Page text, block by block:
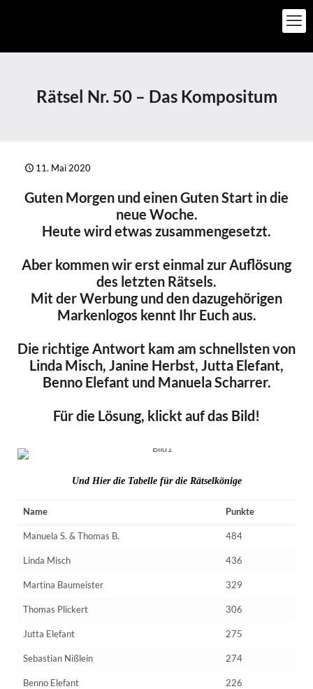
Rätsel Nr. 50 – Das Kompositum
11. Mai 2020
Guten Morgen und einen Guten Start in die
neue Woche.
Heute wird etwas zusammengesetzt.
Aber kommen wir erst einmal zur Auflösung
des letzten Rätsels.
Mit der Werbung und den dazugehörigen
Markenlogos kennt Ihr Euch aus.
Die richtige Antwort kam am schnellsten von
Linda Misch, Janine Herbst, Jutta Elefant,
Benno Elefant und Manuela Scharrer.
Für die Lösung, klickt auf das Bild!
Und Hier die Tabelle für die Rätselkönige
Name Punkte
Manuela S. & Thomas B. 484
Linda Misch 436
Martina Baumeister 329
Thomas Plickert 306
Jutta Elefant 275
Sebastian Nißlein 274
Benno Elefant 226